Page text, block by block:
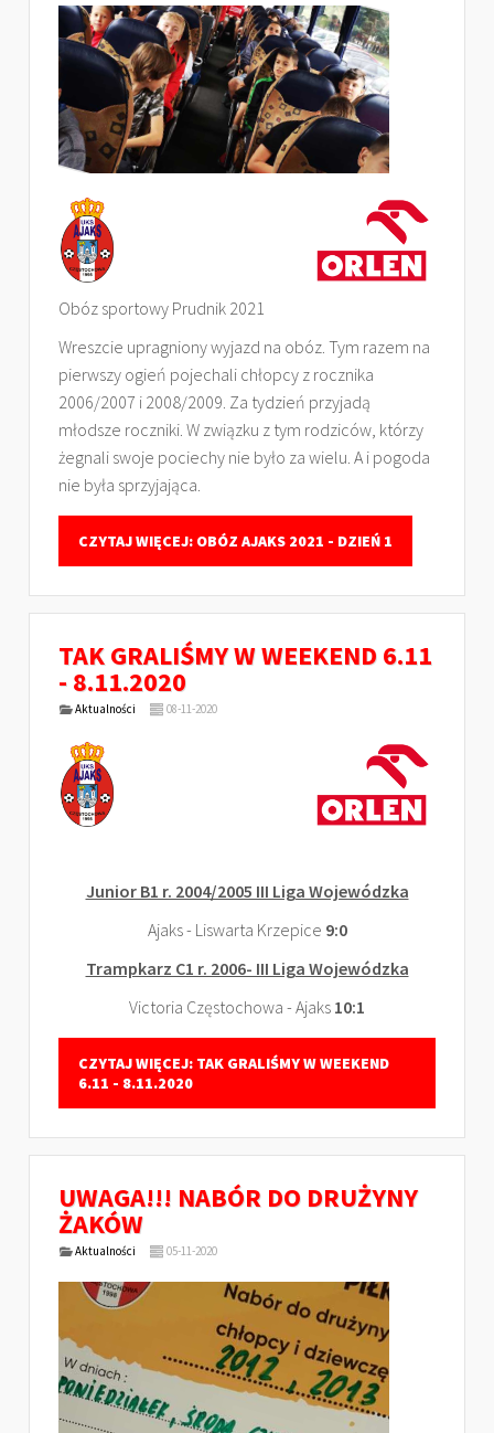
Obóz sportowy Prudnik 2021
Wreszcie upragniony wyjazd na obóz. Tym razem na
pierwszy ogień pojechali chłopcy z rocznika
2006/2007 i 2008/2009. Za tydzień przyjadą
młodsze roczniki. W związku z tym rodziców, którzy
żegnali swoje pociechy nie było za wielu. A i pogoda
nie była sprzyjająca.
CZYTAJ WIĘCEJ: OBÓZ AJAKS 2021 - DZIEŃ 1
TAK GRALIŚMY W WEEKEND 6.11
- 8.11.2020
Aktualności 08-11-2020
Junior B1 r. 2004/2005 III Liga Wojewódzka
Ajaks - Liswarta Krzepice 9:0
Trampkarz C1 r. 2006- III Liga Wojewódzka
Victoria Częstochowa - Ajaks 10:1
CZYTAJ WIĘCEJ: TAK GRALIŚMY W WEEKEND
6.11 - 8.11.2020
UWAGA!!! NABÓR DO DRUŻYNY
ŻAKÓW
Aktualności 05-11-2020